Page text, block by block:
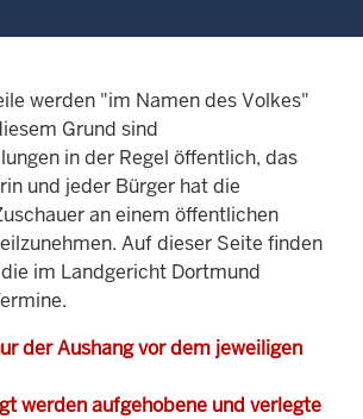
werden "im Namen des Volkes"
Grund sind
in der Regel öffentlich, das
und jeder Bürger hat die
an einem öffentlichen
Auf dieser Seite finden
im Landgericht Dortmund
der Aushang vor dem jeweiligen
werden aufgehobene und verlegte